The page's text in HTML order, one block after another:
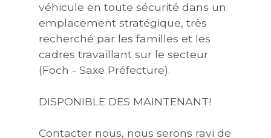
véhicule en toute sécurité dans un
emplacement stratégique, très
recherché par les familles et les
cadres travaillant sur le secteur
(Foch - Saxe Préfecture).
DISPONIBLE DES MAINTENANT!
Contacter nous, nous serons ravi de